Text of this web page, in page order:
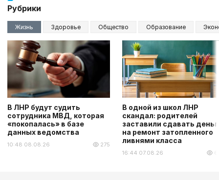
Рубрики
Жизнь Здоровье Общество Образование
В ЛНР будут судить
сотрудника МВД, которая
«покопалась» в базе
данных ведомства
10:48 08.08.26 275
В одной из школ ЛНР
скандал: родителей
заставили сдавать
на ремонт затопленного
ливнями класса
16:44 07.08.26